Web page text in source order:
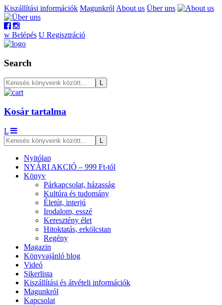
Kiszállítási információk Magunkról About us Über uns
w Belépés U Regisztráció
Search
Kosár tartalma
L
Nyitólap
NYÁRI AKCIÓ – 999 Ft-tól
Könyv
Párkapcsolat, házasság
Kultúra és tudomány
Életút, interjú
Irodalom, esszé
Keresztény élet
Hitoktatás, erkölcstan
Regény
Magazin
Könyvajánló blog
Videó
Sikerlista
Kiszállítási és átvételi információk
Magunkról
Kapcsolat